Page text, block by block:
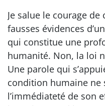
Je salue le courage
fausses évidences
qui constitue une
humanité. Non, la loi
Une parole qui
condition humaine ne
l’immédiateté de son